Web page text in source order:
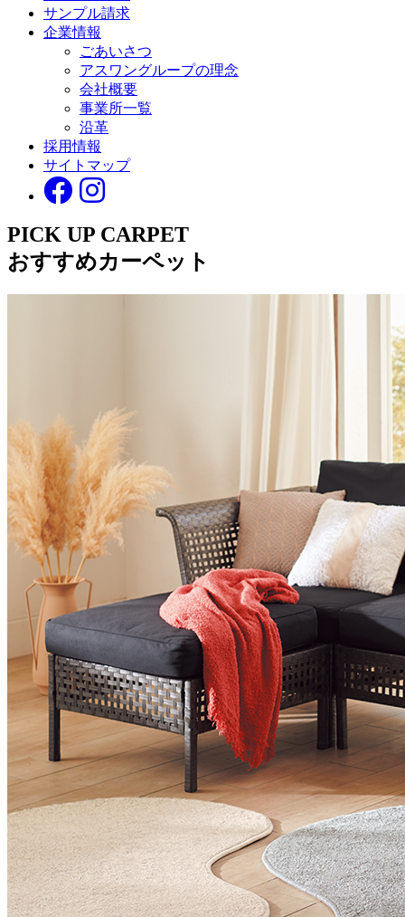
サンプル請求
企業情報
ごあいさつ
アスワングループの理念
会社概要
事業所一覧
沿革
採用情報
サイトマップ
PICK UP CARPET
おすすめカーペット